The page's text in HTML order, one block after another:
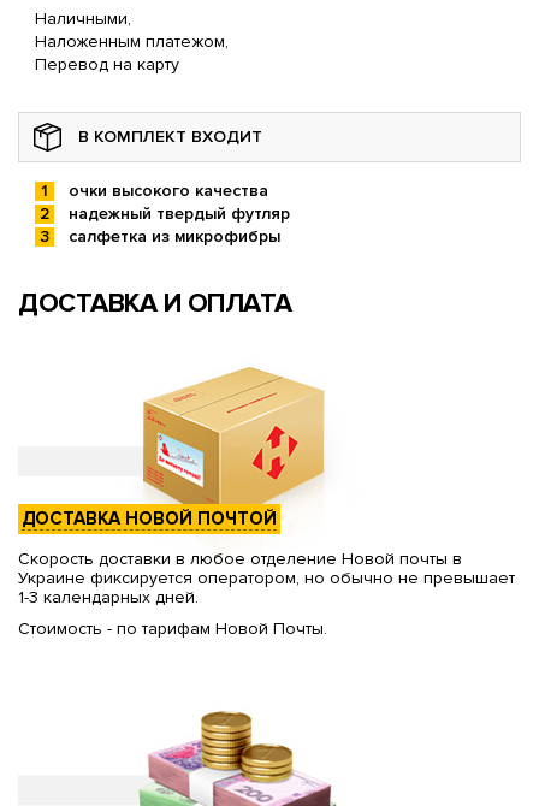
Наличными,
Наложенным платежом,
Перевод на карту
В КОМПЛЕКТ ВХОДИТ
очки высокого качества
надежный твердый футляр
салфетка из микрофибры
ДОСТАВКА И ОПЛАТА
ДОСТАВКА НОВОЙ ПОЧТОЙ
Скорость доставки в любое отделение Новой почты в
Украине фиксируется оператором, но обычно не превышает
1-3 календарных дней.
Стоимость - по тарифам Новой Почты.